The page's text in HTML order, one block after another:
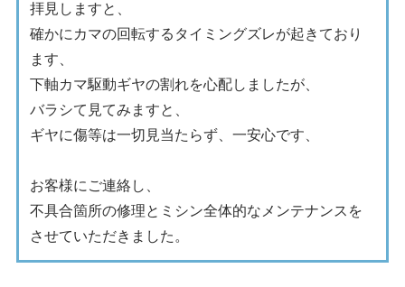
拝見しますと、
確かにカマの回転するタイミングズレが起きており
ます、
下軸カマ駆動ギヤの割れを心配しましたが、
バラシて見てみますと、
ギヤに傷等は一切見当たらず、一安心です、
お客様にご連絡し、
不具合箇所の修理とミシン全体的なメンテナンスを
させていただきました。